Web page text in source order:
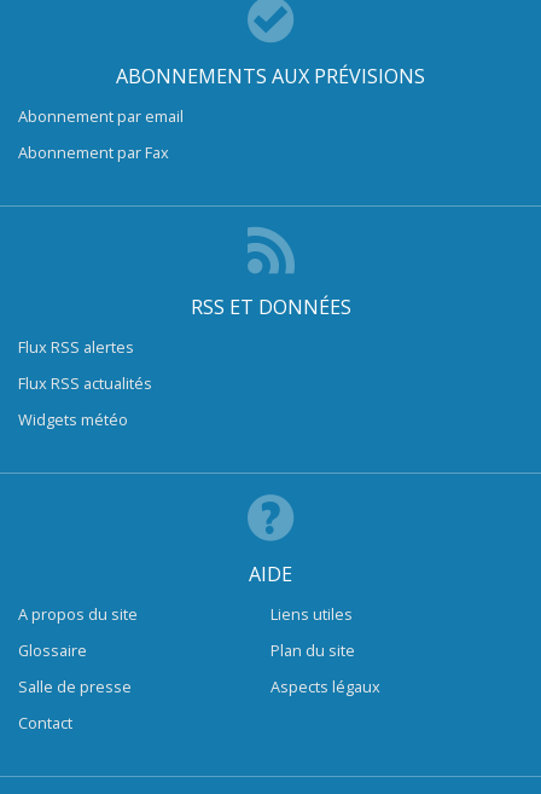
ABONNEMENTS AUX PRÉVISIONS
Abonnement par email
Abonnement par Fax
RSS ET DONNÉES
Flux RSS alertes
Flux RSS actualités
Widgets météo
AIDE
A propos du site
Glossaire
Salle de presse
Contact
Liens utiles
Plan du site
Aspects légaux